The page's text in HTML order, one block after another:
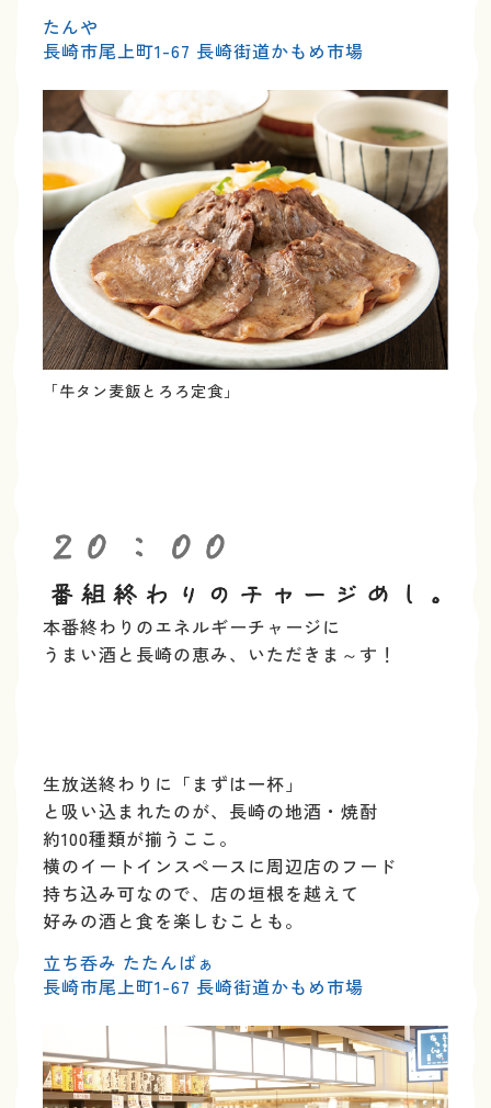
たんや
長崎市尾上町1-67 長崎街道かもめ市場
「牛タン麦飯とろろ定食」
本番終わりのエネルギーチャージに
うまい酒と長崎の恵み、 いただきま～す！
生放送終わりに「まずは一杯」
と吸い込まれたのが、 長崎の地酒・焼酎
約100種類が揃うここ。
横のイート インスペースに周辺店のフード
持ち込み可なので、 店の垣根を越えて
好みの酒と食を楽しむことも。
立ち呑み たたんばぁ
長崎市尾上町1-67 長崎街道かもめ市場